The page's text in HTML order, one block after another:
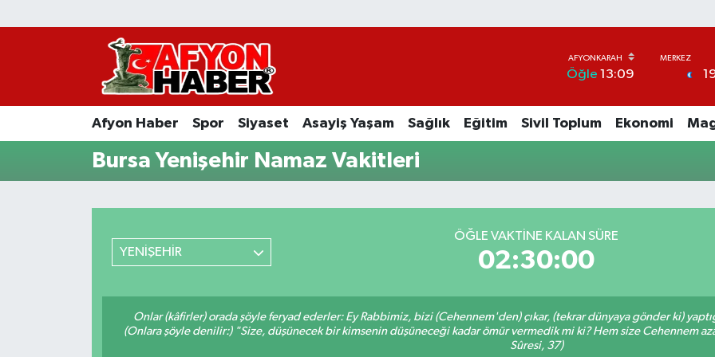
Öğle 13:09
Afyon Haber Spor Siyaset Asayiş Yaşam Sağlık Eğitim Sivil Toplum Ekonomi
Bursa Yenişehir Namaz Vakitleri
YENİŞEHİR
ÖĞLE VAKTINE KALAN SÜRE
02:30:00
Onlar (kâfirler) orada şöyle feryad ederler: Ey Rabbimiz, bizi (Cehennem'den) çıkar, (tekrar dünyaya gönder ki)
(Onlara şöyle denilir:) "Size, düşünecek bir kimsenin düşüneceği kadar ömür vermedik mi ki? Hem size Cehennem
Sûresi, 37)
Afyon Haber
Spor
Asayiş Yaşam